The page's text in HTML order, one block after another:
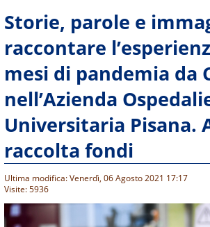
Storie, parole e
raccontare
mesi di pandemia da
nell’Azienda
Universitaria Pisana.
raccolta fondi
Ultima modifica: Venerdì, 06 Agosto 2021 17:17
Visite: 5936